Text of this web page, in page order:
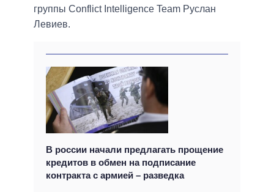
группы Conflict Intelligence Team Руслан
Левиев.
В россии начали предлагать прощение
кредитов в обмен на подписание
контракта с армией – разведка